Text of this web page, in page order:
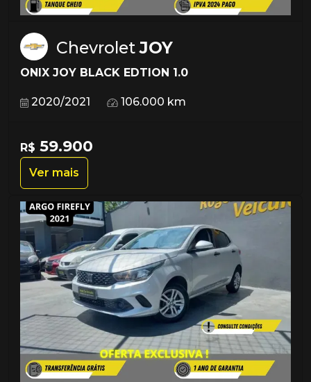
ChevroletJOY
ONIX JOY BLACK EDTION 1.0
2020/2021 106.000 km
R$ 59.900
Ver mais